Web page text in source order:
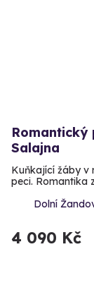
Salajna
Kuňkající žáby v
peci. Romantika
Dolní
4 090 Kč